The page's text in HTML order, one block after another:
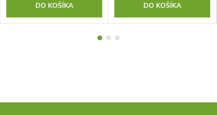
DO KOŠÍKA DO KOŠÍKA